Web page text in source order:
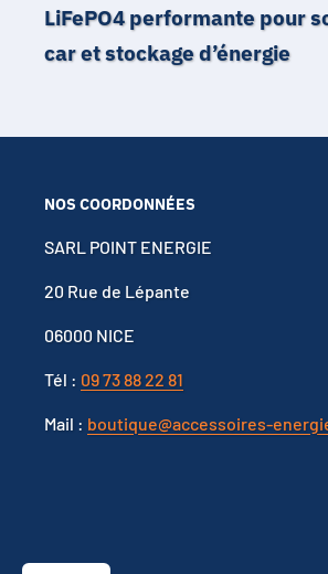
LiFePO4 performante pour
car et stockage d’énergie
NOS COORDONNÉES
SARL POINT ENERGIE
20 Rue de Lépante
06000 NICE
Tél : 09 73 88 22 81
Mail : boutique@accessoires-